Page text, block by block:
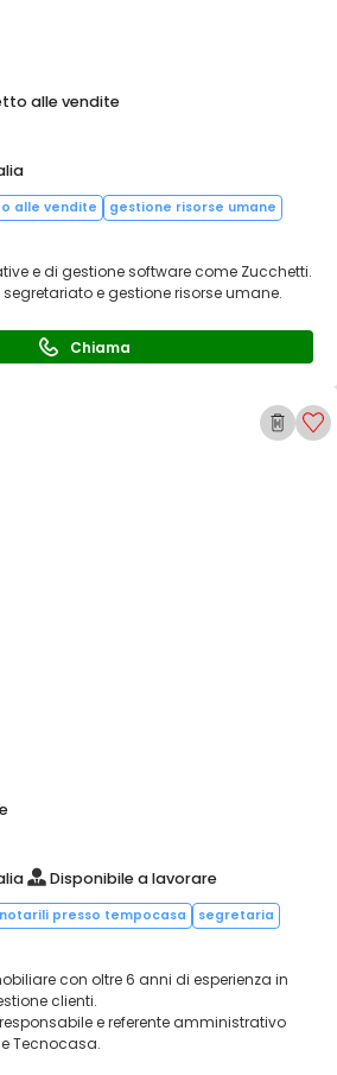
alle vendite
alle vendite
gestione risorse umane
e di gestione software come Zucchetti.
e gestione risorse umane.
Chiama
Disponibile a lavorare
presso tempocasa
segretaria
con oltre 6 anni di esperienza in
clienti.
e referente amministrativo
Tecnocasa.